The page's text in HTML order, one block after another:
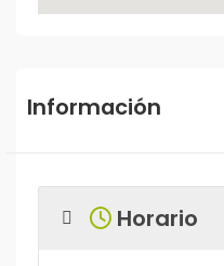
Información
Horario